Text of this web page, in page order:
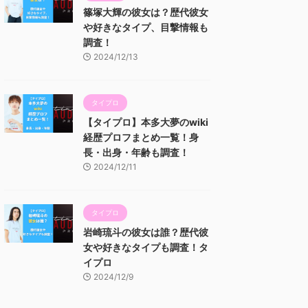
篠塚大輝の彼女は？歴代彼女
や好きなタイプ、目撃情報も
調査！
2024/12/13
タイプロ
【タイプロ】本多大夢のwiki
経歴プロフまとめ一覧！身
長・出身・年齢も調査！
2024/12/11
タイプロ
岩崎琉斗の彼女は誰？歴代彼
女や好きなタイプも調査！タ
イプロ
2024/12/9